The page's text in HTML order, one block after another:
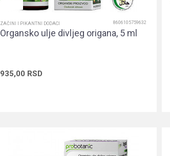
ZAČINI I PIKANTNI DODACI 8606105759632
Organsko ulje divljeg origana, 5 ml
935,00 RSD